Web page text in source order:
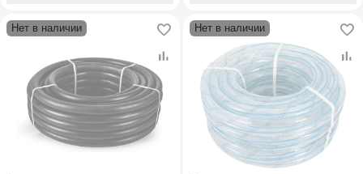
Нет в наличии Нет в наличии